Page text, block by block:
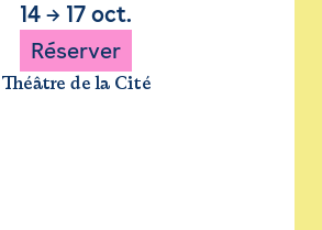
14 → 17 oct.
Réserver
Théâtre de la Cité